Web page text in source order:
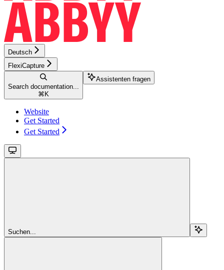
Deutsch
FlexiCapture
Search documentation...
⌘ K
Assistenten fragen
Website
Get Started
Get Started
Suchen...